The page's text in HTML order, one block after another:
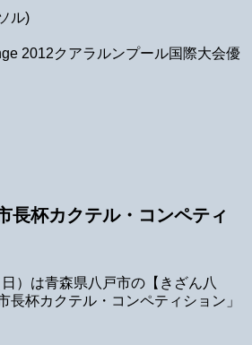
ル)
2012クアラルンプール国際大会優
長杯カクテル・コンペティ
）は青森県八戸市の【きざん八
長杯カクテル・コンペティション」